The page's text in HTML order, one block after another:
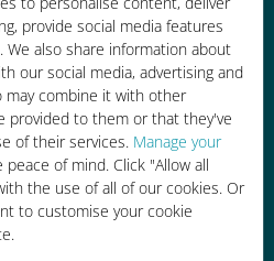
provide social media features
We also share information about
our social media, advertising and
may combine it with other
provided to them or that they've
of their services. Manage your
of mind. Click "Allow all
the use of all of our cookies. Or
to customise your cookie
attuale
facile
l'app Ubigi, anche
o dati residui